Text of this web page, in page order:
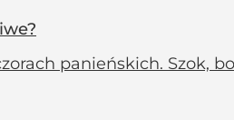
panieńskich. Szok,